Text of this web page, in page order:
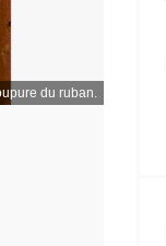
du ruban.